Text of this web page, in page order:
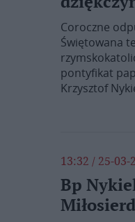
Coroczne
Świętowana
pontyfikat
Krzysztof
13:32 / 25-03-
Bp